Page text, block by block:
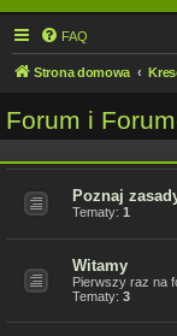
FAQ
Strona domowa
Forum i
Poznaj
Tematy: 1
Witamy
Pierwszy raz na
Tematy: 3